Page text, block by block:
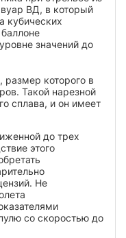
ВД, в который
кубических
значений до
которого в
Такой нарезной
сплава, и он имеет
до трех
этого
Не
со скоростью до